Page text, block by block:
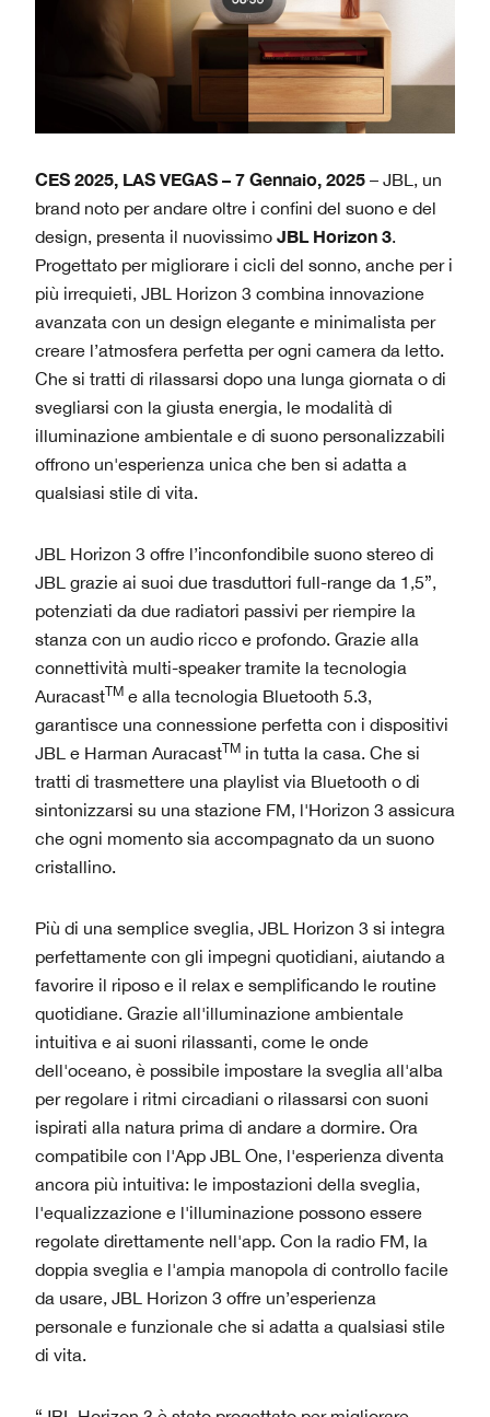
CES 2025, LAS VEGAS – 7 Gennaio, 2025 – JBL, un
brand noto per andare oltre i confini del suono e del
design, presenta il nuovissimo JBL Horizon 3.
Progettato per migliorare i cicli del sonno, anche per i
più irrequieti, JBL Horizon 3 combina innovazione
avanzata con un design elegante e minimalista per
creare l’atmosfera perfetta per ogni camera da letto.
Che si tratti di rilassarsi dopo una lunga giornata o di
svegliarsi con la giusta energia, le modalità di
illuminazione ambientale e di suono personalizzabili
offrono un'esperienza unica che ben si adatta a
qualsiasi stile di vita.
JBL Horizon 3 offre l’inconfondibile suono stereo di
JBL grazie ai suoi due trasduttori full-range da 1,5”,
potenziati da due radiatori passivi per riempire la
stanza con un audio ricco e profondo. Grazie alla
connettività multi-speaker tramite la tecnologia
AuracastTM e alla tecnologia Bluetooth 5.3,
garantisce una connessione perfetta con i dispositivi
JBL e Harman AuracastTM in tutta la casa. Che si
tratti di trasmettere una playlist via Bluetooth o di
sintonizzarsi su una stazione FM, l'Horizon 3 assicura
che ogni momento sia accompagnato da un suono
cristallino.
Più di una semplice sveglia, JBL Horizon 3 si integra
perfettamente con gli impegni quotidiani, aiutando a
favorire il riposo e il relax e semplificando le routine
quotidiane. Grazie all'illuminazione ambientale
intuitiva e ai suoni rilassanti, come le onde
dell'oceano, è possibile impostare la sveglia all'alba
per regolare i ritmi circadiani o rilassarsi con suoni
ispirati alla natura prima di andare a dormire. Ora
compatibile con l'App JBL One, l'esperienza diventa
ancora più intuitiva: le impostazioni della sveglia,
l'equalizzazione e l'illuminazione possono essere
regolate direttamente nell'app. Con la radio FM, la
doppia sveglia e l'ampia manopola di controllo facile
da usare, JBL Horizon 3 offre un’esperienza
personale e funzionale che si adatta a qualsiasi stile
di vita.